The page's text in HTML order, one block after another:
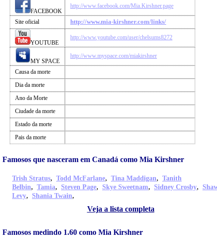
FACEBOOK
http://www.facebook.com/Mia.Kirshner.page
Site oficial http://www.mia-kirshner.com/links/
YOUTUBE
http://www.youtube.com/user/chelsums8272
MY SPACE
http://www.myspace.com/miakirshner
Causa da morte
Dia da morte
Ano da Morte
Ciudade da morte
Estado da morte
Pais da morte
Famosos que nasceram em Canadá como Mia Kirshner
Trish Stratus, Todd McFarlane, Tina Maddigan, Tanith
Belbin, Tamia, Steven Page, Skye Sweetnam, Sidney Crosby,
Levy, Shania Twain,
Veja a lista completa
Famosos medindo 1.60 como Mia Kirshner